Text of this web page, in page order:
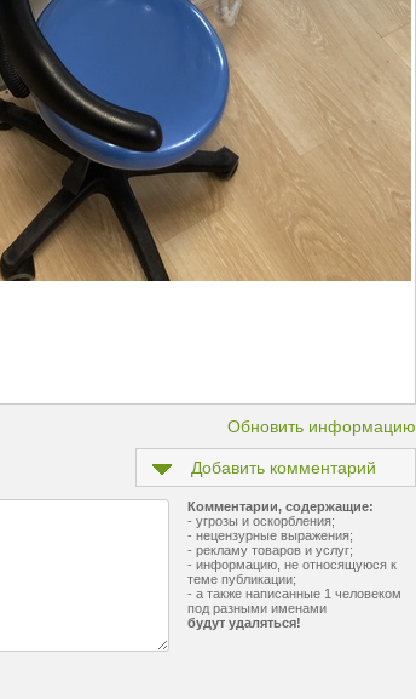
Обновить информацию
Добавить комментарий
Комментарии, содержащие:
- угрозы и оскорбления;
- нецензурные выражения;
- рекламу товаров и услуг;
- информацию, не относящуюся к
теме публикации;
- а также написанные 1 человеком
под разными именами
будут удаляться!